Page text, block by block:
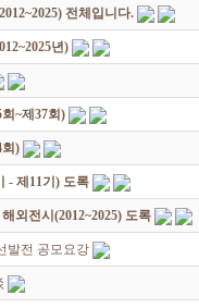
전체입니다.
년)
~제37회)
회)
- 제11기) 도록
외전시(2012~2025) 도록
발전 공모요강